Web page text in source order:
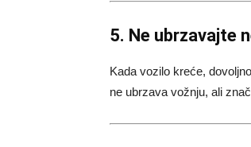
5. Ne ubrzavajte
Kada vozilo kreće,
ne ubrzava vožnju, ali